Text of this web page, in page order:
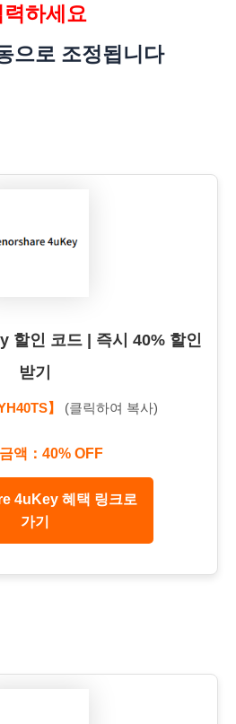
력하세요
으로 조정됩니다
할인 코드 | 즉시 40% 할인
받기
】 (클릭하여 복사)
액：40% OFF
4uKey 혜택 링크로
가기